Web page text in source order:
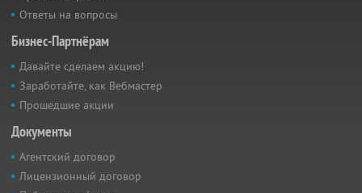
Ответы на вопросы
Бизнес-Партнёрам
Давайте сделаем акцию!
Заработайте, как Вебмастер
Прошедшие акции
Документы
Агентский договор
Лицензионный договор